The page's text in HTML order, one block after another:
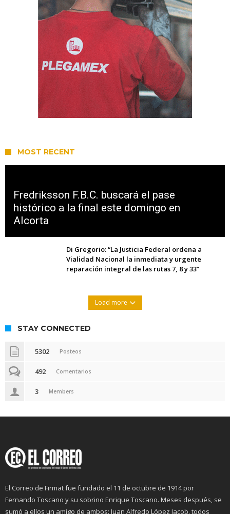
MOST RECENT
Fredriksson F.B.C. buscará el pase
histórico a la final este domingo en
Alcorta
Di Gregorio: “La Justicia Federal ordena a
Vialidad Nacional la inmediata y urgente
reparación integral de las rutas 7, 8 y 33”
Load more
STAY CONNECTED
5302 Posteos
492 Comentarios
3 Members
El Correo de Firmat fue fundado el 11 de octubre de 1914 por
Fernando Toscano y su sobrino Enrique Toscano. Meses después, se
sumó a ellos un amigo de ambos: Juan Alfredo López Jacob, todos